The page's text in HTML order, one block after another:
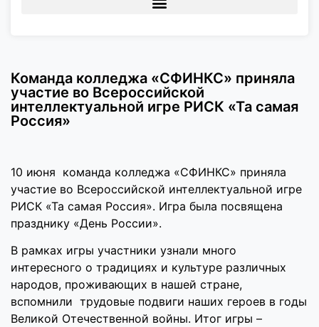
Команда колледжа «СФИНКС» приняла
участие во Всероссийской
интеллектуальной игре РИСК «Та самая
Россия»
10 июня команда колледжа «СФИНКС» приняла
участие во Всероссийской интеллектуальной игре
РИСК «Та самая Россия». Игра была посвящена
празднику «День России».
В рамках игры участники узнали много
интересного о традициях и культуре различных
народов, проживающих в нашей стране,
вспомнили трудовые подвиги наших героев в годы
Великой Отечественной войны. Итог игры –